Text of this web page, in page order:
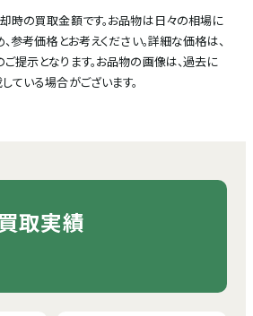
時の買取金額です。お品物は日々の相場に
参考価格とお考えください。詳細な価格は、
提示となります。お品物の画像は、過去に
ている場合がございます。
取実績